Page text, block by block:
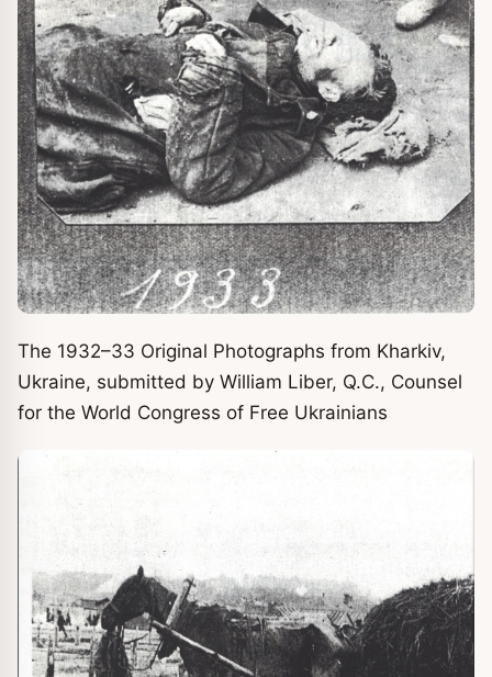
The 1932–33 Original Photographs from Kharkiv,
Ukraine, submitted by William Liber, Q.C., Counsel
for the World Congress of Free Ukrainians